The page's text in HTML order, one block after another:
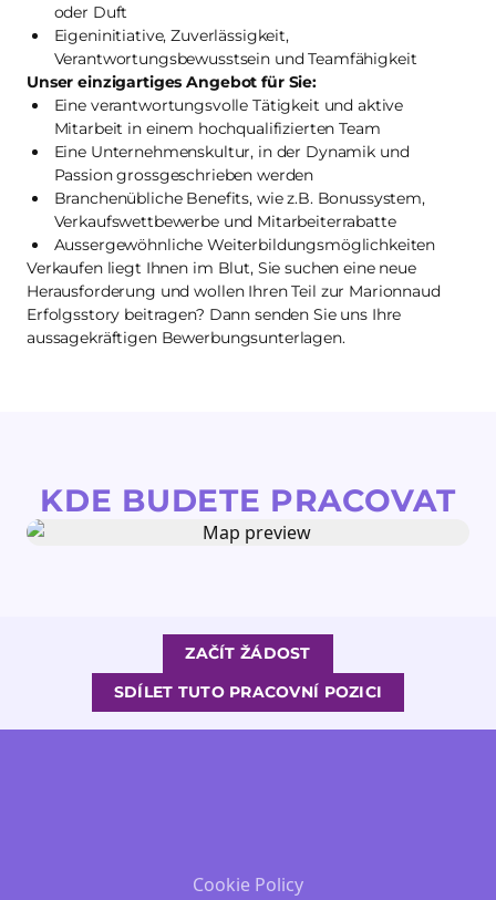
oder Duft
Eigeninitiative, Zuverlässigkeit,
Verantwortungsbewusstsein und Teamfähigkeit
Unser einzigartiges Angebot für Sie:
Eine verantwortungsvolle Tätigkeit und aktive
Mitarbeit in einem hochqualifizierten Team
Eine Unternehmenskultur, in der Dynamik und
Passion grossgeschrieben werden
Branchenübliche Benefits, wie z.B. Bonussystem,
Verkaufswettbewerbe und Mitarbeiterrabatte
Aussergewöhnliche Weiterbildungsmöglichkeiten
Verkaufen liegt Ihnen im Blut, Sie suchen eine neue
Herausforderung und wollen Ihren Teil zur Marionnaud
Erfolgsstory beitragen? Dann senden Sie uns Ihre
aussagekräftigen Bewerbungsunterlagen.
KDE BUDETE PRACOVAT
ZAČÍT ŽÁDOST
SDÍLET TUTO PRACOVNÍ POZICI
Cookie Policy